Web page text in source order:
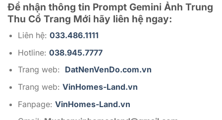
Để nhận thông tin Prompt Gemini Ảnh Trung
Thu Cổ Trang Mới hãy liên hệ ngay:
Liên hệ: 033.486.1111
Hotline: 038.945.7777
Trang web: DatNenVenDo.com.vn
Trang web: VinHomes-Land.vn
Fanpage: VinHomes-Land.vn